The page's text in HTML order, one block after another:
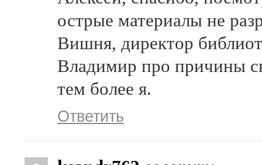
острые материалы не
Вишня, директор
Владимир про причины
тем более я.
Ответить